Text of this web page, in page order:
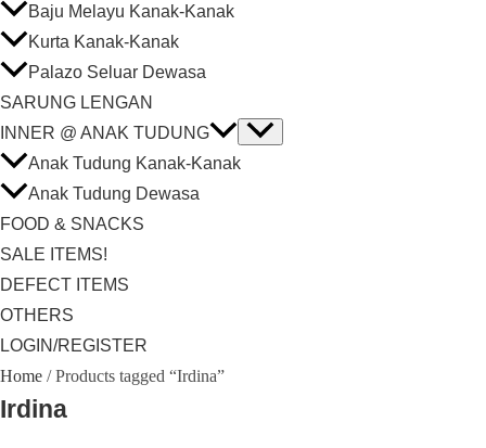
Baju Melayu Kanak-Kanak
Kurta Kanak-Kanak
Palazo Seluar Dewasa
SARUNG LENGAN
INNER @ ANAK TUDUNG
Anak Tudung Kanak-Kanak
Anak Tudung Dewasa
FOOD & SNACKS
SALE ITEMS!
DEFECT ITEMS
OTHERS
LOGIN/REGISTER
Home / Products tagged “Irdina”
Irdina